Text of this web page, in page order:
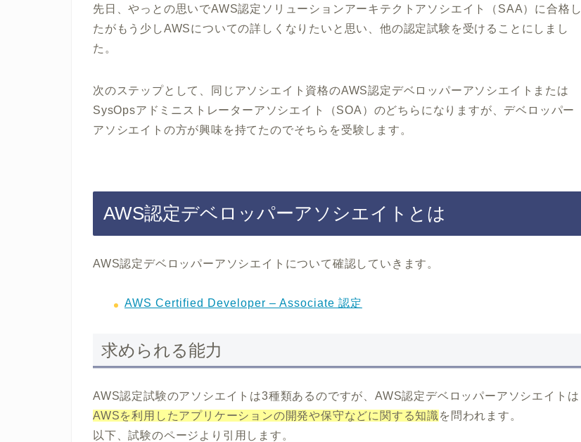
先日、やっとの思いでAWS認定ソリューションアーキテクトアソシエイト（SAA）に合格し
たがもう少しAWSについての詳しくなりたいと思い、他の認定試験を受けることにしまし
た。
次のステップとして、同じアソシエイト資格のAWS認定デベロッパーアソシエイトまたは
SysOpsアドミニストレーターアソシエイト（SOA）のどちらになりますが、デベロッパー
アソシエイトの方が興味を持てたのでそちらを受験します。
AWS認定デベロッパーアソシエイトとは
AWS認定デベロッパーアソシエイトについて確認していきます。
AWS Certified Developer – Associate 認定
求められる能力
AWS認定試験のアソシエイトは3種類あるのですが、AWS認定デベロッパーアソシエイトは
AWSを利用したアプリケーションの開発や保守などに関する知識を問われます。
以下、試験のページより引用します。